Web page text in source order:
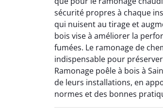
sécurité propres à chaque
qui nuisent au tirage et
bois vise à améliorer la
fumées. Le ramonage de
indispensable pour
Ramonage poêle à bois à
de leurs installations, en
normes et des bonnes